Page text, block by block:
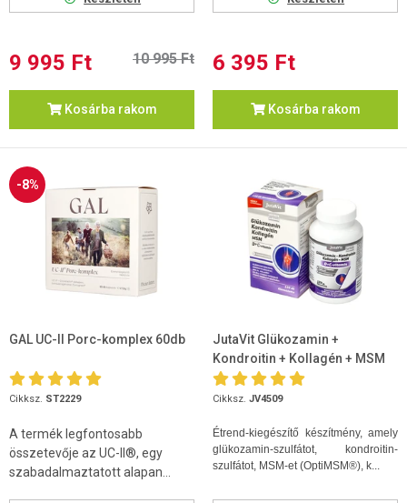
9 995 Ft 10 995 Ft
Kosárba rakom
6 395 Ft
Kosárba rakom
-8%
GAL UC-II Porc-komplex 60db
Cikksz. ST2229
A termék legfontosabb
összetevője az UC-II®, egy
szabadalmaztatott alapan...
JutaVit Glükozamin +
Kondroitin + Kollagén + MSM
D+C vitamin 120db tabletta
Cikksz. JV4509
Étrend-kiegészítő készítmény, amely
glükozamin-szulfátot, kondroitin-
szulfátot, MSM-et (OptiMSM®), k...